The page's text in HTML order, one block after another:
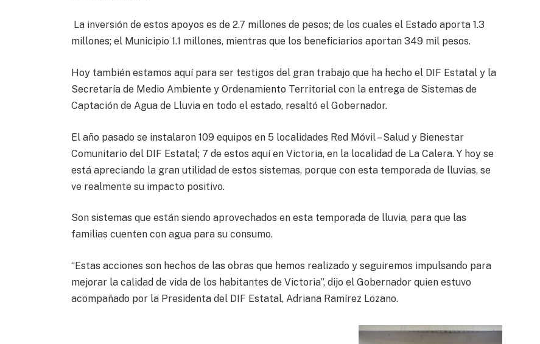
La inversión de estos apoyos es de 2.7 millones de pesos; de los cuales el Estado aporta 1.3
millones; el Municipio 1.1 millones, mientras que los beneficiarios aportan 349 mil pesos.
Hoy también estamos aquí para ser testigos del gran trabajo que ha hecho el DIF Estatal y la
Secretaría de Medio Ambiente y Ordenamiento Territorial con la entrega de Sistemas de
Captación de Agua de Lluvia en todo el estado, resaltó el Gobernador.
El año pasado se instalaron 109 equipos en 5 localidades Red Móvil – Salud y Bienestar
Comunitario del DIF Estatal; 7 de estos aquí en Victoria, en la localidad de La Calera. Y hoy se
está apreciando la gran utilidad de estos sistemas, porque con esta temporada de lluvias, se
ve realmente su impacto positivo.
Son sistemas que están siendo aprovechados en esta temporada de lluvia, para que las
familias cuenten con agua para su consumo.
“Estas acciones son hechos de las obras que hemos realizado y seguiremos impulsando para
mejorar la calidad de vida de los habitantes de Victoria”, dijo el Gobernador quien estuvo
acompañado por la Presidenta del DIF Estatal, Adriana Ramírez Lozano.